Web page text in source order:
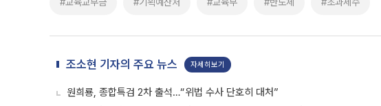
조소현 기자의 주요 뉴스 자세히보기
원희룡, 종합특검 2차 출석…“위법 수사 단호히 대처”